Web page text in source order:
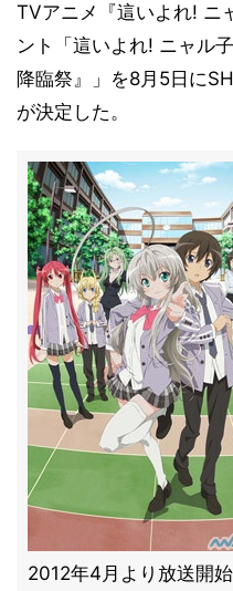
TVアニメ『這いよれ! ニ
ント「這いよれ! ニャル
降臨祭』」を8月5日に
が決定した。
2012年4月より放送開